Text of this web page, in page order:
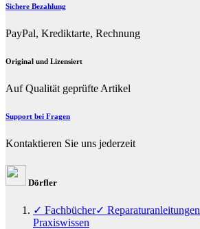
Sichere Bezahlung
PayPal, Krediktarte, Rechnung
Original und Lizensiert
Auf Qualität geprüfte Artikel
Support bei Fragen
Kontaktieren Sie uns jederzeit
Dörfler
✓ Fachbücher✓ Reparaturanleitungen
Praxiswissen